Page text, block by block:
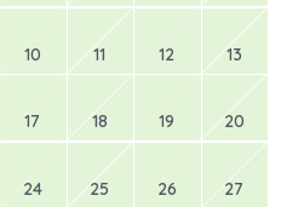
10 11 12 13
17 18 19 20
24 25 26 27